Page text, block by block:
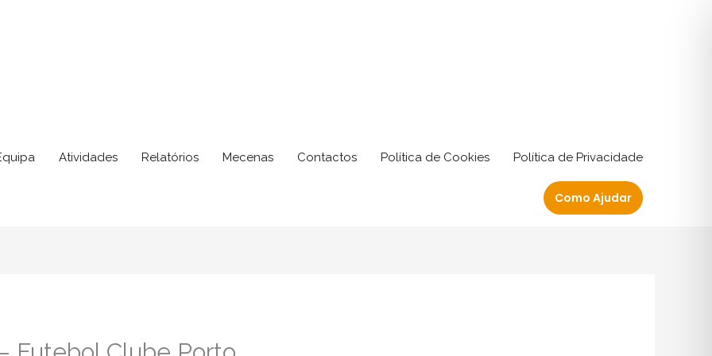
Atividades Relatórios Mecenas Contactos Política de Cookies Política de Privacidade
Como Ajudar